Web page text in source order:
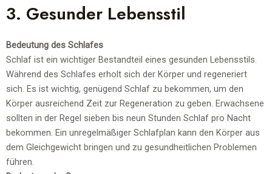
3. Gesunder Lebensstil
Bedeutung des Schlafes
Schlaf ist ein wichtiger Bestandteil eines gesunden Lebensstils.
Während des Schlafes erholt sich der Körper und regeneriert
sich. Es ist wichtig, genügend Schlaf zu bekommen, um den
Körper ausreichend Zeit zur Regeneration zu geben. Erwachsene
sollten in der Regel sieben bis neun Stunden Schlaf pro Nacht
bekommen. Ein unregelmäßiger Schlafplan kann den Körper aus
dem Gleichgewicht bringen und zu gesundheitlichen Problemen
führen.